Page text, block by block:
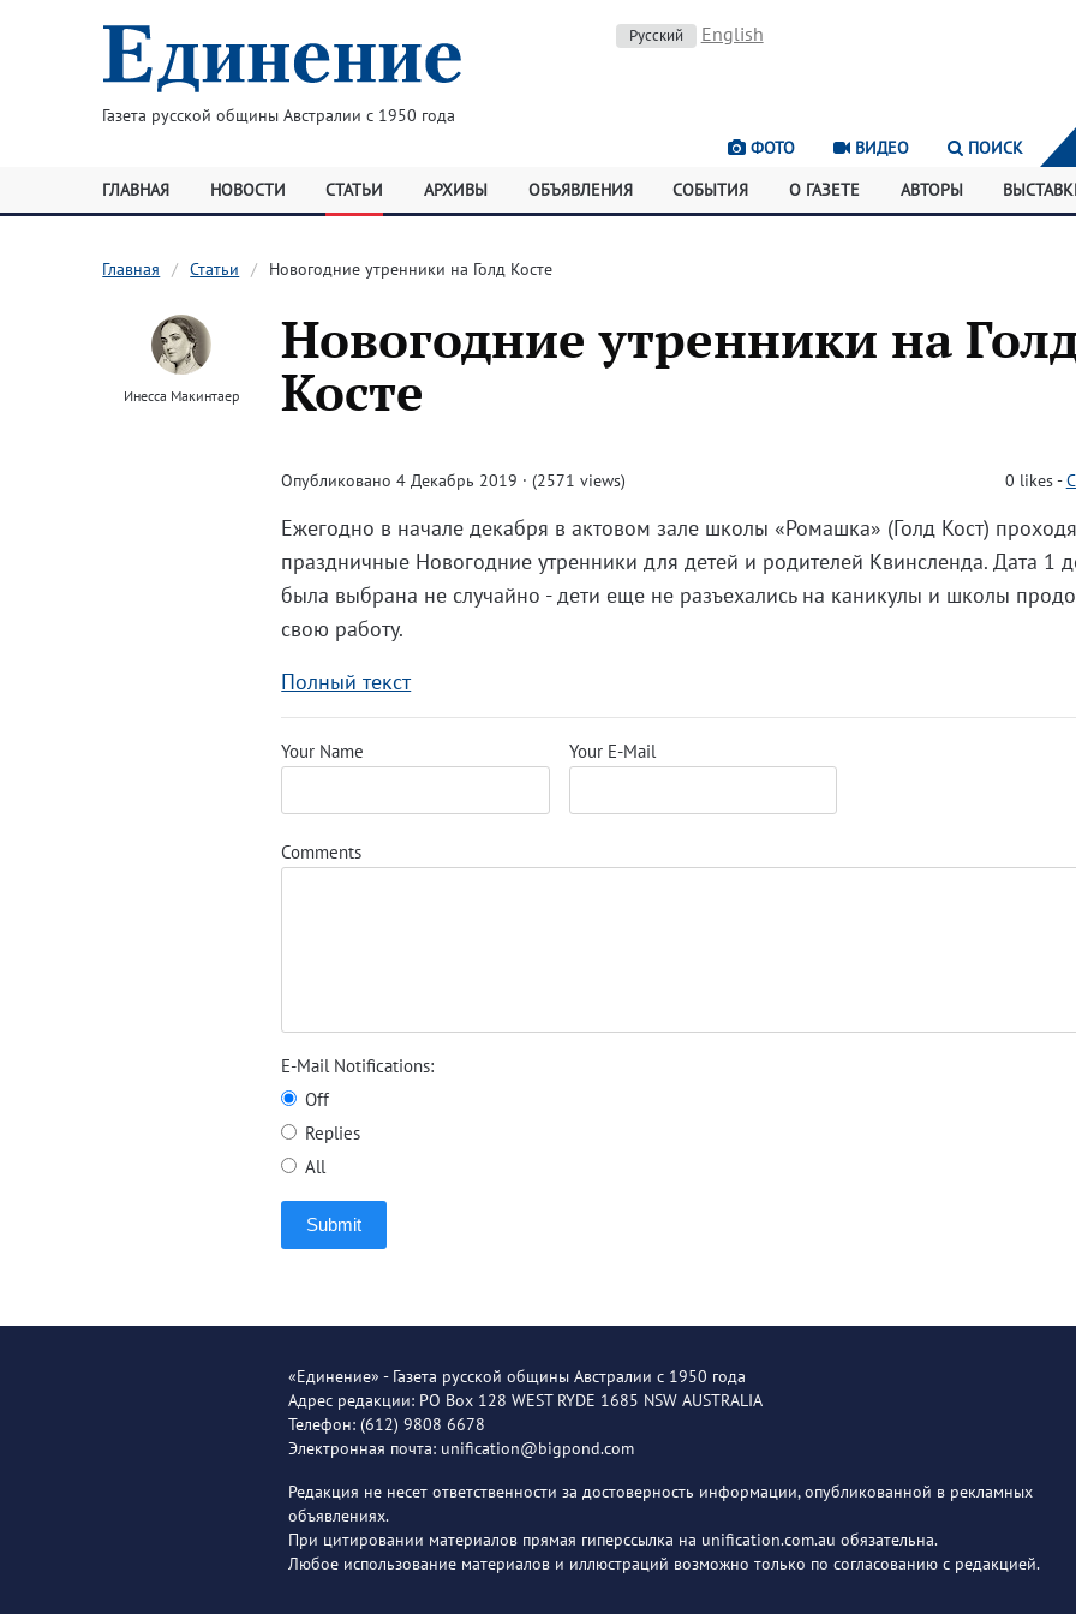
Газета русской общины Австралии с 1950 года
Русский English
ФОТО ВИДЕО ПОИСК
ГЛАВНАЯ НОВОСТИ СТАТЬИ АРХИВЫ ОБЪЯВЛЕНИЯ СОБЫТИЯ О ГАЗЕТЕ АВТОРЫ
Главная Статьи Новогодние утренники на Голд Косте
Инесса Макинтаер
Новогодние утренники на
Косте
Опубликовано 4 Декабрь 2019 · (2571 views) 0 likes-
Ежегодно в начале декабря в актовом зале школы «Ромашка» (Голд Кост)
праздничные Новогодние утренники для детей и родителей Квинсленда. Дата 1
была выбрана не случайно - дети еще не разъехались на каникулы и школы
свою работу.
Полный текст
Your Name Your E-Mail
Comments
E-Mail Notifications:
Off
Replies
All
Submit
«Единение» - Газета русской общины Австралии с 1950 года
Адрес редакции: PO Box 128 WEST RYDE 1685 NSW AUSTRALIA
Телефон: (612) 9808 6678
Электронная почта: unification@bigpond.com
Редакция не несет ответственности за достоверность информации, опубликованной в рекламных
объявлениях.
При цитировании материалов прямая гиперссылка на unification.com.au обязательна.
Любое использование материалов и иллюстраций возможно только по согласованию с редакцией.